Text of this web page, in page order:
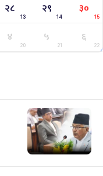
२८
13
२९
14
३०
15
४
20
५
21
६
22